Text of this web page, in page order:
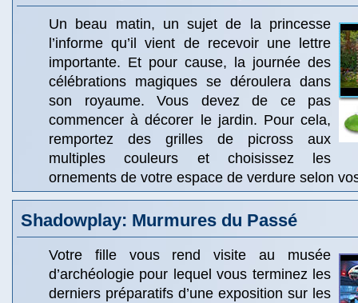
Un beau matin, un sujet de la princesse
l’informe qu’il vient de recevoir une lettre
importante. Et pour cause, la journée des
célébrations magiques se déroulera dans
son royaume. Vous devez de ce pas
commencer à décorer le jardin. Pour cela,
remportez des grilles de picross aux
multiples couleurs et choisissez les
ornements de votre espace de verdure selon
Shadowplay: Murmures du Passé
Votre fille vous rend visite au musée
d’archéologie pour lequel vous terminez les
derniers préparatifs d’une exposition sur les